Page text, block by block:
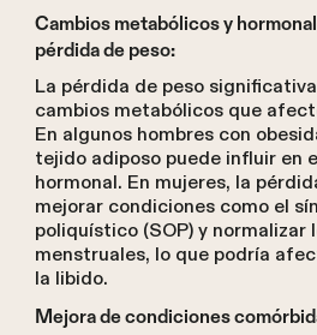
Cambios metabólicos y
pérdida de peso:
La pérdida de peso
cambios metabólicos que
En algunos hombres con
tejido adiposo puede influir en
hormonal. En mujeres, la
mejorar condiciones como el
poliquístico (SOP) y normalizar
menstruales, lo que podría
la libido.
Mejora de condiciones